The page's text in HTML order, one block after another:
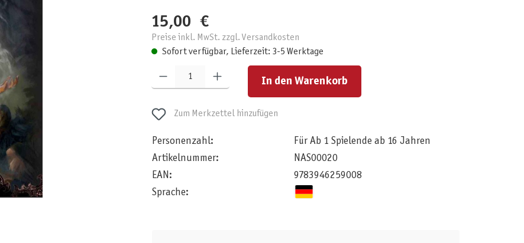
15,00 €
Preise inkl. MwSt. zzgl. Versandkosten
Sofort verfügbar, Lieferzeit: 3-5 Werktage
Produkt Anzahl: Gib den gewünschten Wert ein oder benutze die Schaltflächen um die Anzahl zu erhöhen oder zu reduzieren.
In den Warenkorb
Zum Merkzettel hinzufügen
Personenzahl:
Für Ab 1 Spielende ab 16 Jahren
Artikelnummer:
NAS00020
EAN:
9783946259008
Sprache: